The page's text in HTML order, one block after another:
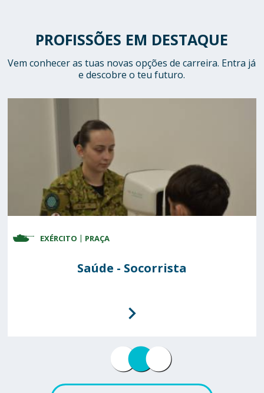
PROFISSÕES EM DESTAQUE
Vem conhecer as tuas novas opções de carreira. Entra já
e descobre o teu futuro.
MARINHA PRAÇA
Fuzileiro
EXÉRCITO PRAÇA
Saúde - Socorrista
FORÇA AÉREA SARGENTO
Polícia Aérea